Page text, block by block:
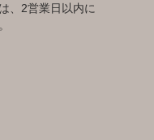
、2営業日以内に